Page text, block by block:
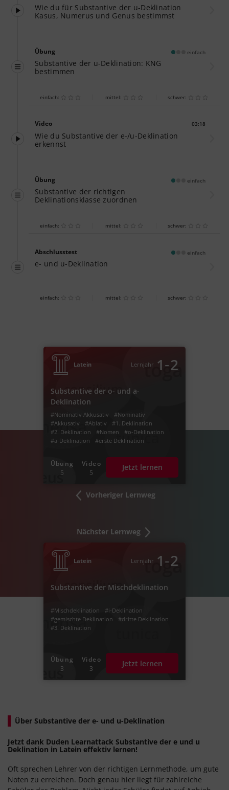
Wie du für Substantive der u-Deklination
Kasus, Numerus und Genus bestimmst
Übung einfach
Substantive der u-Deklination: KNG
bestimmen
einfach: mittel: schwer:
Video 03:18
Wie du Substantive der e-/u-Deklination
erkennst
Übung einfach
Substantive der richtigen
Deklinationsklasse zuordnen
einfach: mittel: schwer:
Abschlusstest einfach
e- und u-Deklination
einfach: mittel: schwer:
Vorheriger Lernweg
Latein Lernjahr 1‐2
Substantive der o- und a-
Deklination
#Nominativ Akkusativ
#Nominativ
#Akkusativ
#Ablativ
#1. Deklination
#2. Deklination
#Nomen
#o-Deklination
#a-Deklination
#erste Deklination
#Endungen a-Deklination
#a und o Deklination
#a o Deklination
#a Deklination
#o Deklination
#o Deklination Endungen
#a Deklination Endungen
Übung
5
Video
5
Jetzt lernen
Nächster Lernweg
Latein Lernjahr 1‐2
Substantive der Mischdeklination
#Mischdeklination
#i-Deklination
#gemischte Deklination
#dritte Deklination
#3. Deklination
Übung
3
Video
3
Jetzt lernen
Über Substantive der e- und u-Deklination
Jetzt dank Duden Learnattack Substantive der e und u
Deklination in Latein effektiv lernen!
Oft sprechen Lehrer von der richtigen Lernmethode, um gute
Noten zu erreichen. Doch genau hier liegt für zahlreiche